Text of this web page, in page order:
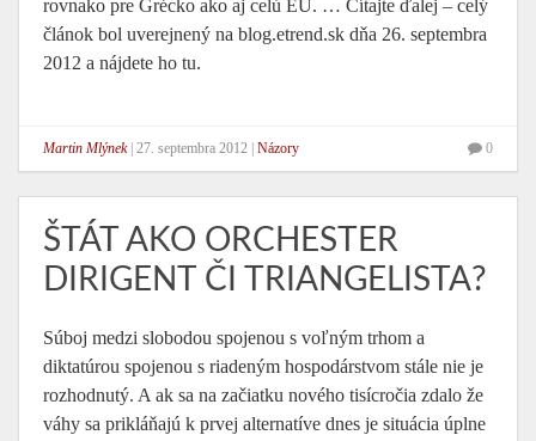
rovnako pre Grécko ako aj celú EÚ. … Čítajte ďalej – celý
článok bol uverejnený na blog.etrend.sk dňa 26. septembra
2012 a nájdete ho tu.
Martin Mlýnek| 27. septembra 2012 Názory 0
ŠTÁT AKO ORCHESTER
DIRIGENT ČI TRIANGELISTA?
Súboj medzi slobodou spojenou s voľným trhom a
diktatúrou spojenou s riadeným hospodárstvom stále nie je
rozhodnutý. A ak sa na začiatku nového tisícročia zdalo že
váhy sa prikláňajú k prvej alternatíve dnes je situácia úplne